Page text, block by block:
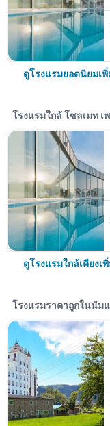
ดูโรงแรมยอดนิยมเ
โรงแรมใกล้ โซลเมท
ดูโรงแรมใกล้เคียงเ
โรงแรมราคาถูกในนัม